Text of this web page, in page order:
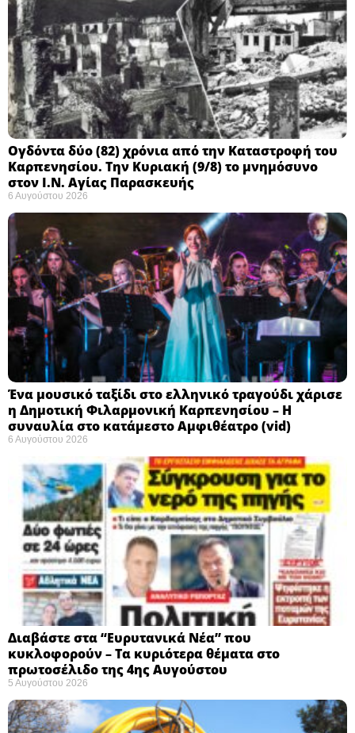
Ογδόντα δύο (82) χρόνια από την Καταστροφή του
Καρπενησίου. Την Κυριακή (9/8) το μνημόσυνο
στον Ι.Ν. Αγίας Παρασκευής
6 Αυγούστου 2026
Ένα μουσικό ταξίδι στο ελληνικό τραγούδι χάρισε
η Δημοτική Φιλαρμονική Καρπενησίου – Η
συναυλία στο κατάμεστο Αμφιθέατρο (vid)
6 Αυγούστου 2026
Διαβάστε στα “Ευρυτανικά Νέα” που
κυκλοφορούν – Τα κυριότερα θέματα στο
πρωτοσέλιδο της 4ης Αυγούστου
5 Αυγούστου 2026